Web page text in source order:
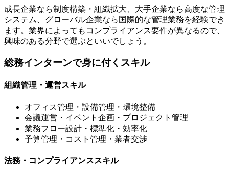
成長企業なら制度構築・組織拡大、大手企業なら高度な管理
システム、グローバル企業なら国際的な管理業務を経験でき
ます。業界によってもコンプライアンス要件が異なるので、
興味のある分野で選ぶといいでしょう。
総務インターンで身に付くスキル
組織管理・運営スキル
オフィス管理・設備管理・環境整備
会議運営・イベント企画・プロジェクト管理
業務フロー設計・標準化・効率化
予算管理・コスト管理・業者交渉
法務・コンプライアンススキル